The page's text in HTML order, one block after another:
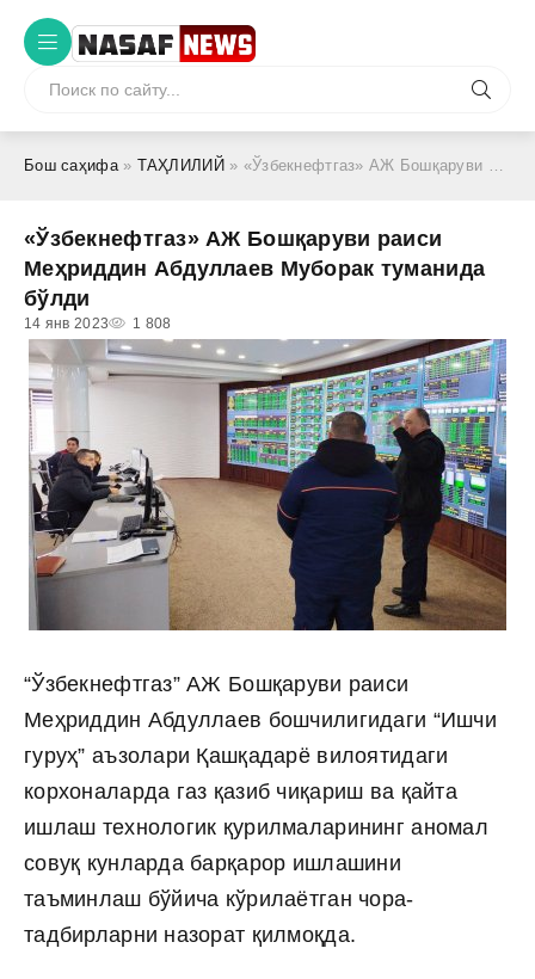
Бош саҳифа» ТАҲЛИЛИЙ » «Ўзбекнефтгаз» АЖ Бошқаруви раиси Меҳриддин Абдуллаев Муборак туманида бўлди
«Ўзбекнефтгаз» АЖ Бошқаруви раиси
Меҳриддин Абдуллаев Муборак туманида
бўлди
14 янв 2023 1 808
“Ўзбекнефтгаз” АЖ Бошқаруви раиси
Меҳриддин Абдуллаев бошчилигидаги “Ишчи
гуруҳ” аъзолари Қашқадарё вилоятидаги
корхоналарда газ қазиб чиқариш ва қайта
ишлаш технологик қурилмаларининг аномал
совуқ кунларда барқарор ишлашини
таъминлаш бўйича кўрилаётган чора-
тадбирларни назорат қилмоқда.